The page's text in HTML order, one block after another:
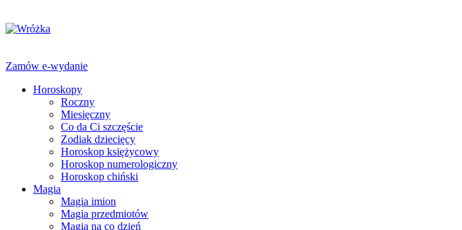
Zamów e-wydanie
Horoskopy
Roczny
Miesięczny
Co da Ci szczęście
Zodiak dziecięcy
Horoskop księżycowy
Horoskop numerologiczny
Horoskop chiński
Magia
Magia imion
Magia przedmiotów
Magia na co dzień